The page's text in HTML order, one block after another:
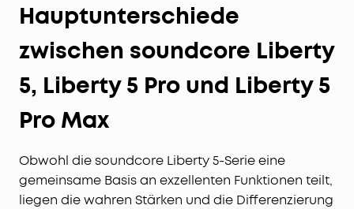
Hauptunterschiede
zwischen soundcore Liberty
5, Liberty 5 Pro und Liberty 5
Pro Max
Obwohl die soundcore Liberty 5-Serie eine
gemeinsame Basis an exzellenten Funktionen teilt,
liegen die wahren Stärken und die Differenzierung